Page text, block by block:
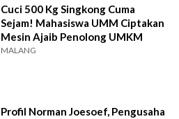
Cuci 500 Kg Singkong Cuma
Sejam! Mahasiswa UMM Ciptakan
Mesin Ajaib Penolong UMKM
MALANG
Profil Norman Joesoef, Pengusaha